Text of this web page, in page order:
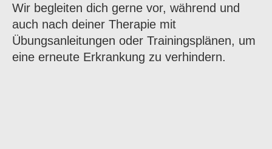
Wir begleiten dich gerne vor, während und
auch nach deiner Therapie mit
Übungsanleitungen oder Trainingsplänen, um
eine erneute Erkrankung zu verhindern.